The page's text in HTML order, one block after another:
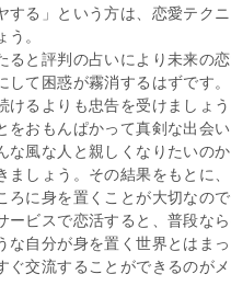
する」という方は、恋愛テク
う。
ると評判の占いにより未来の
して困惑が霧消するはずです
けるよりも忠告を受けましょう
をおもんぱかって真剣な出会
な風な人と親しくなりたいの
ましょう。その結果をもとに
ろに身を置くことが大切なので
ービスで恋活すると、普段な
な自分が身を置く世界とはま
ぐ交流することができるのがメ